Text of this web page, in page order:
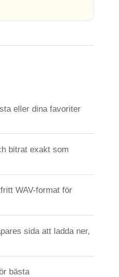
eller dina favoriter
bitrat exakt som
WAV-format för
sida att ladda ner,
bästa